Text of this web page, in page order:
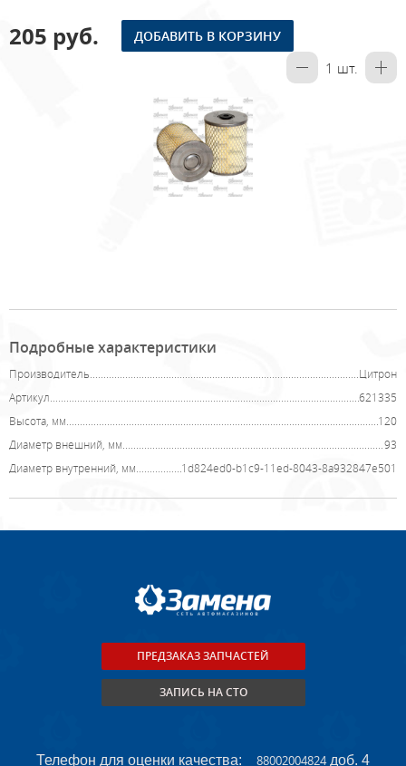
205 руб. ДОБАВИТЬ В КОРЗИНУ
1 шт.
Подробные характеристики
Производитель
Цитрон
Артикул
621335
Высота, мм
120
Диаметр внешний, мм
93
Диаметр внутренний, мм
1d824ed0-b1c9-11ed-8043-8a932847e501
ПРЕДЗАКАЗ ЗАПЧАСТЕЙ
ЗАПИСЬ НА СТО
Телефон для оценки качества: 88002004824доб. 4